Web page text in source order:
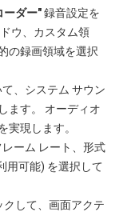
ーダー"録音設定を
ウ、カスタム領
の録画領域を選択
、システム サウン
ます。 オーディオ
実現します。
ーム レート、形式
用可能) を選択して
クして、画面アクテ